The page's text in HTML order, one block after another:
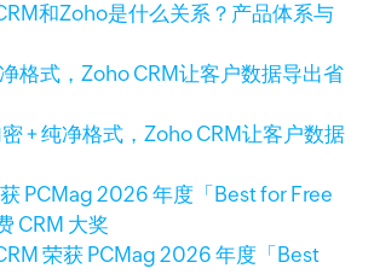
和Zoho是什么关系？产品体系与
+ 纯净格式，Zoho CRM让客户数据
荣获 PCMag 2026 年度「Best